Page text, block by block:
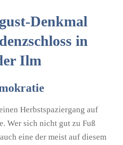
Denkmal
in
Ilm
Herbstspaziergang auf
Wer sich nicht gut zu Fuß
eine der meist auf diesem